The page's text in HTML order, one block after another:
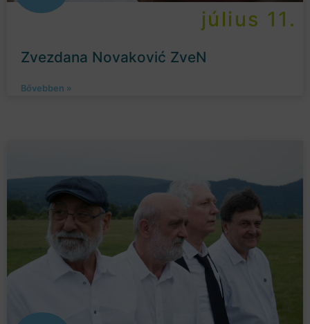
július 11.
Zvezdana Novaković ZveN
Bővebben »